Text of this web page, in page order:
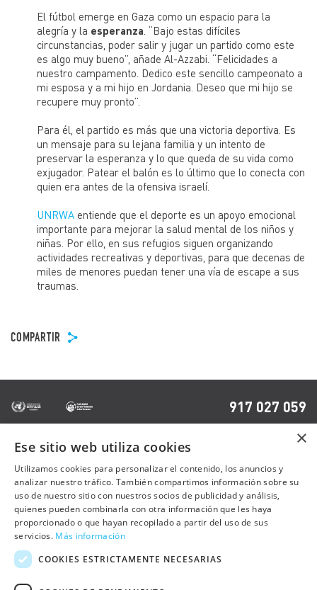
El fútbol emerge en Gaza como un espacio para la
alegría y la esperanza . “Bajo estas difíciles
circunstancias, poder salir y jugar un partido como este
es algo muy bueno”, añade Al-Azzabi. “Felicidades a
nuestro campamento. Dedico este sencillo campeonato a
mi esposa y a mi hijo en Jordania. Deseo que mi hijo se
recupere muy pronto”.
Para él, el partido es más que una victoria deportiva. Es
un mensaje para su lejana familia y un intento de
preservar la esperanza y lo que queda de su vida como
exjugador. Patear el balón es lo último que lo conecta con
quien era antes de la ofensiva israelí.
UNRWA entiende que el deporte es un apoyo emocional
importante para mejorar la salud mental de los niños y
niñas. Por ello, en sus refugios siguen organizando
actividades recreativas y deportivas, para que decenas de
miles de menores puedan tener una vía de escape a sus
traumas.
COMPARTIR
917 027 059
OTRAS PÁGINAS
Contacto
Preguntas frecuentes
Trabaja con nosotros
Sala de prensa
×
Ese sitio web utiliza cookies
Utilizamos cookies para personalizar el contenido, los anuncios y
analizar nuestro tráfico. También compartimos información sobre su
uso de nuestro sitio con nuestros socios de publicidad y análisis,
quienes pueden combinarla con otra información que les haya
proporcionado o que hayan recopilado a partir del uso de sus
servicios. Más información
COOKIES ESTRICTAMENTE NECESARIAS